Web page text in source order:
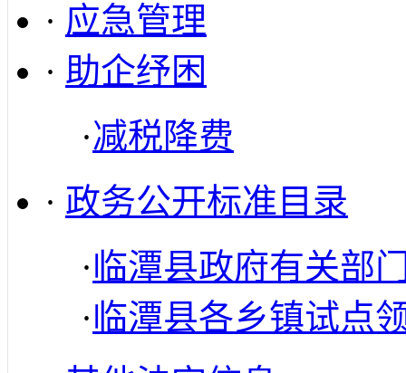
· 应急管理
· 助企纾困
·减税降费
· 政务公开标准目录
·临潭县政府有关部
·临潭县各乡镇试点